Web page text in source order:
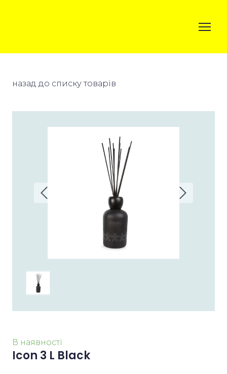
назад до списку товарів
В наявності
Icon 3 L Black